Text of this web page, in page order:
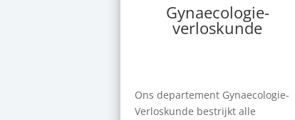
Gynaecologie-
verloskunde
Ons departement Gynaecologie-
Verloskunde bestrijkt alle